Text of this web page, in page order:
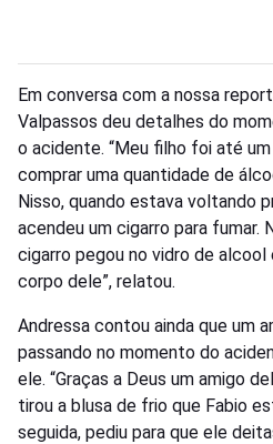
Em conversa com a nossa
Valpassos deu detalhes do
o acidente. “Meu filho foi até
comprar uma quantidade de
Nisso, quando estava voltando
acendeu um cigarro para fumar.
cigarro pegou no vidro de
corpo dele”, relatou.
Andressa contou ainda que um
passando no momento do
ele. “Graças a Deus um amigo
tirou a blusa de frio que Fabio
seguida, pediu para que ele